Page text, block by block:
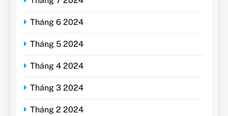
Tháng 6 2024
Tháng 5 2024
Tháng 4 2024
Tháng 3 2024
Tháng 2 2024